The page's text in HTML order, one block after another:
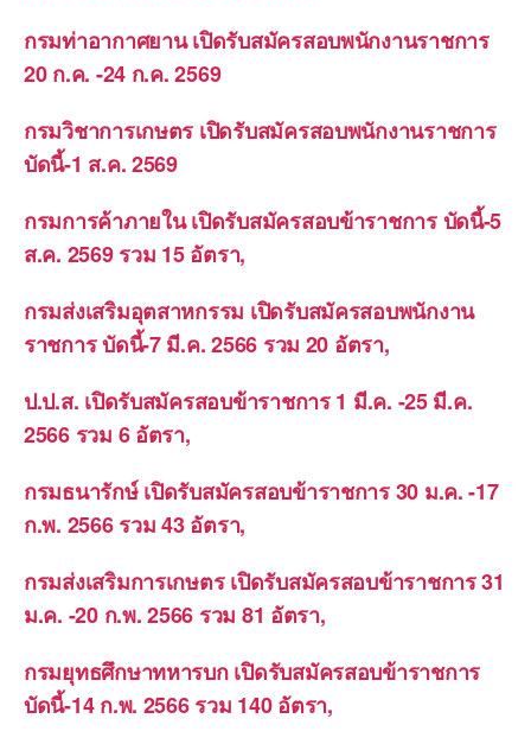
กรมท่าอากาศยาน เปิดรับสมัครสอบพนักงานราชการ
20 ก.ค. -24 ก.ค. 2569
กรมวิชาการเกษตร เปิดรับสมัครสอบพนักงานราชการ
บัดนี้-1 ส.ค. 2569
กรมการค้าภายใน เปิดรับสมัครสอบข้าราชการ บัดนี้-5
ส.ค. 2569 รวม 15 อัตรา,
กรมส่งเสริมอุตสาหกรรม เปิดรับสมัครสอบพนักงาน
ราชการ บัดนี้-7 มี.ค. 2566 รวม 20 อัตรา,
ป.ป.ส. เปิดรับสมัครสอบข้าราชการ 1 มี.ค. -25 มี.ค.
2566 รวม 6 อัตรา,
กรมธนารักษ์ เปิดรับสมัครสอบข้าราชการ 30 ม.ค. -17
ก.พ. 2566 รวม 43 อัตรา,
กรมส่งเสริมการเกษตร เปิดรับสมัครสอบข้าราชการ 31
ม.ค. -20 ก.พ. 2566 รวม 81 อัตรา,
กรมยุทธศึกษาทหารบก เปิดรับสมัครสอบข้าราชการ
บัดนี้-14 ก.พ. 2566 รวม 140 อัตรา,